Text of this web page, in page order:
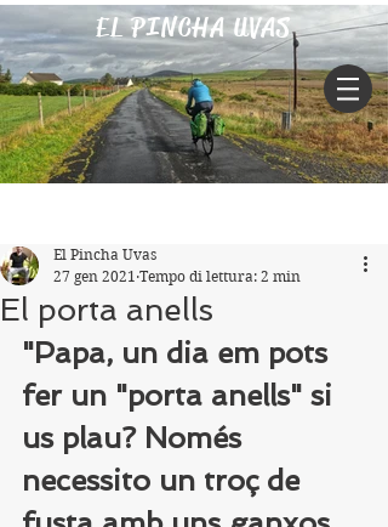
EL PINCHA UVAS
El porta anells
El Pincha Uvas
27 gen 2021 Tempo di lettura: 2 min
"Papa, un dia em pots
fer un "porta anells" si
us plau? Només
necessito un troç de